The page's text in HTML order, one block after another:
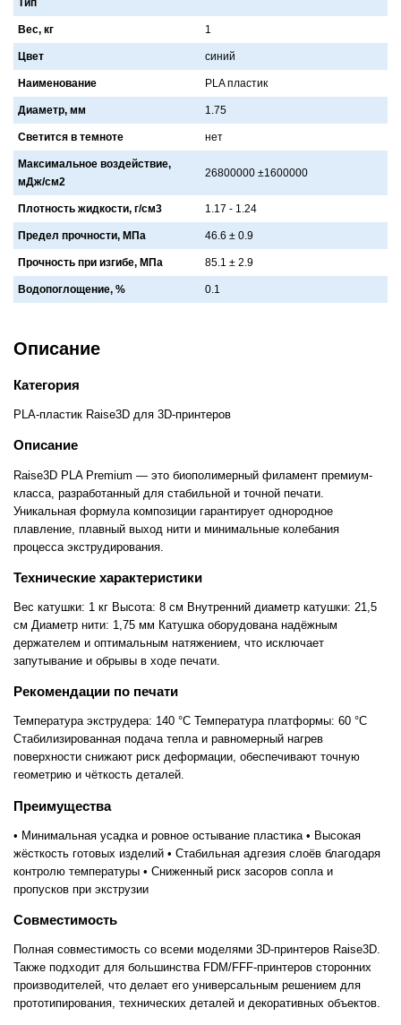
Тип
Вес, кг 1
Цвет синий
Наименование PLA плaстик
Диаметр, мм 1.75
Светится в темноте нет
Максимальное воздействие,
мДж/см2
26800000 ±1600000
Плотность жидкости, г/см3 1.17 - 1.24
Предел прочности, МПа 46.6 ± 0.9
Прочность при изгибе, МПа 85.1 ± 2.9
Водопоглощение, % 0.1
Описание
Категория
PLA-пластик Raise3D для 3D-принтеров
Описание
Raise3D PLA Premium — это биополимерный филамент премиум-
класса, разработанный для стабильной и точной печати.
Уникальная формула композиции гарантирует однородное
плавление, плавный выход нити и минимальные колебания
процесса экструдирования.
Технические характеристики
Вес катушки: 1 кг Высота: 8 см Внутренний диаметр катушки: 21,5
см Диаметр нити: 1,75 мм Катушка оборудована надёжным
держателем и оптимальным натяжением, что исключает
запутывание и обрывы в ходе печати.
Рекомендации по печати
Температура экструдера: 140 °C Температура платформы: 60 °C
Стабилизированная подача тепла и равномерный нагрев
поверхности снижают риск деформации, обеспечивают точную
геометрию и чёткость деталей.
Преимущества
• Минимальная усадка и ровное остывание пластика • Высокая
жёсткость готовых изделий • Стабильная адгезия слоёв благодаря
контролю температуры • Сниженный риск засоров сопла и
пропусков при экструзии
Совместимость
Полная совместимость со всеми моделями 3D-принтеров Raise3D.
Также подходит для большинства FDM/FFF-принтеров сторонних
производителей, что делает его универсальным решением для
прототипирования, технических деталей и декоративных объектов.